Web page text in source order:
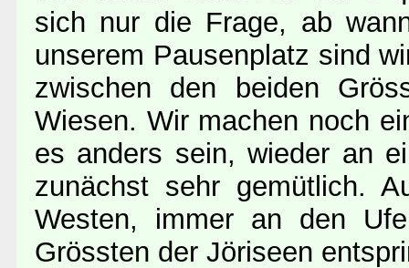
sich nur die Frage, ab
unserem Pausenplatz sind
zwischen den beiden
Wiesen. Wir machen noch
es anders sein, wieder an
zunächst sehr gemütlich.
Westen, immer an den
Grössten der Jöriseen